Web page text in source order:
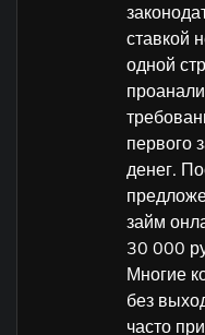
ставкой
одной
первого
денег.
займ
30 000
Многие
без
часто